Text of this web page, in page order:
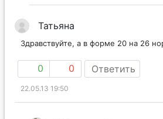
Татьяна
Здравствуйте, а в форме 20 на 26
0 0 Ответить
22.05.13 19:50